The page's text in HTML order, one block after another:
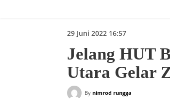
29 Juni 2022 16:57
Jelang HUT
Utara Gelar
By nimrod rungga